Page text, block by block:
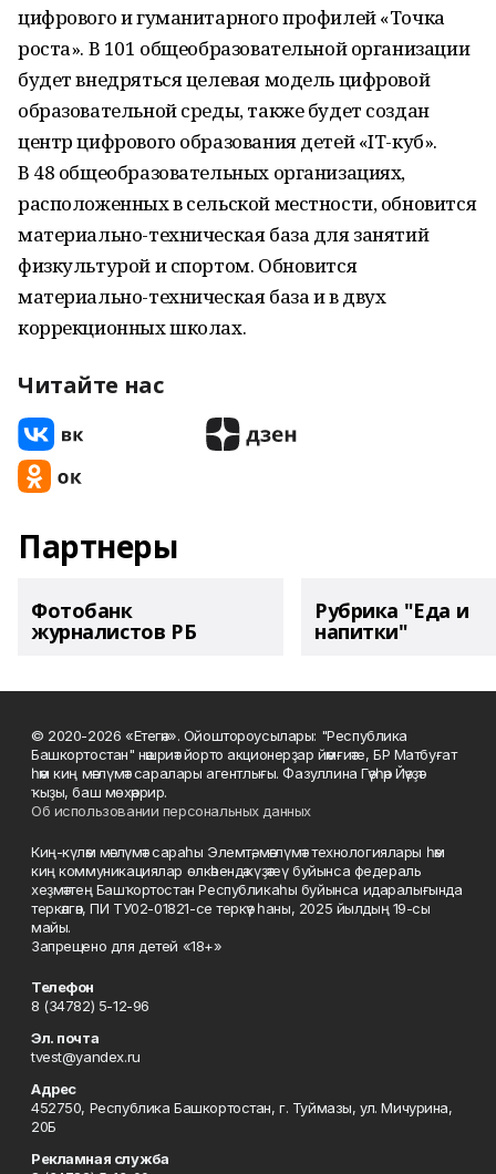
цифрового и гуманитарного профилей «Точка
роста». В 101 общеобразовательной организации
будет внедряться целевая модель цифровой
образовательной среды, также будет создан
центр цифрового образования детей «IT-куб».
В 48 общеобразовательных организациях,
расположенных в сельской местности, обновится
материально-техническая база для занятий
физкультурой и спортом. Обновится
материально-техническая база и в двух
коррекционных школах.
Читайте нас
Партнеры
Фотобанк
журналистов РБ
Рубрика "Еда и
напитки"
© 2020-2026 «Етегән». Ойоштороусылары: "Республика
Башкортостан" нәшриәт йорто акционерҙар йәмғиәте, БР Матбуғат
һәм киң мәғлүмәт саралары агентлығы. Фазуллина Гәүһәр Йәүҙәт
ҡыҙы, баш мөхәррир.
Об использовании персональных данных
Киң-күләм мәғлүмәт сараһы Элемтә, мәғлүмәт технологиялары һәм
киң коммуникациялар өлкәһендә күҙәтеү буйынса федераль
хеҙмәттең Башҡортостан Республикаһы буйынса идаралығында
теркәлгән, ПИ ТУ02-01821-се теркәү һаны, 2025 йылдың 19-сы
майы.
Запрещено для детей «18+»
Телефон
8 (34782) 5-12-96
Эл. почта
tvest@yandex.ru
Адрес
452750, Республика Башкортостан, г. Туймазы, ул. Мичурина,
20Б
Рекламная служба